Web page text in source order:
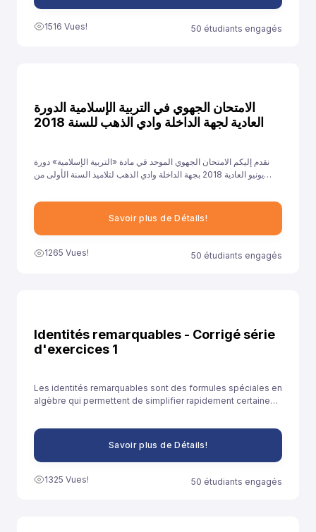
1516 Vues! 50 étudiants engagés
الامتحان الجهوي في التربية الإسلامية الدورة
العادية لجهة الداخلة وادي الذهب للسنة 2018
نقدم إليكم الامتحان الجهوي الموحد في مادة «التربية الإسلامية» دورة
يونيو العادية 2018 بجهة الداخلة وادي الذهب لتلاميذ السنة الأولى من
توفيرنا لهذا النموذج إلى مساعدة تلاميذ على الاستعداد الجيد لخوض غمار
Savoir plus de Détails!
1265 Vues! 50 étudiants engagés
Identités remarquables - Corrigé série
d'exercices 1
Les identités remarquables sont des formules spéciales en
algèbre qui permettent de simplifier rapidement certaines
des expressions ou résoudre des équations plus
facilement.
Savoir plus de Détails!
1325 Vues! 50 étudiants engagés